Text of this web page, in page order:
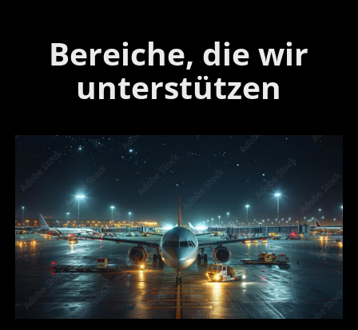
Bereiche, die wir
unterstützen